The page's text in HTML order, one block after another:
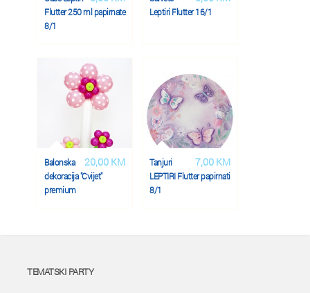
Flutter 250 ml papirnate
8/1
Leptiri Flutter 16/1
20,00 KM
Balonska
dekoracija "Cvijet"
premium
7,00 KM
Tanjuri
LEPTIRI Flutter papirnati
8/1
TEMATSKI PARTY